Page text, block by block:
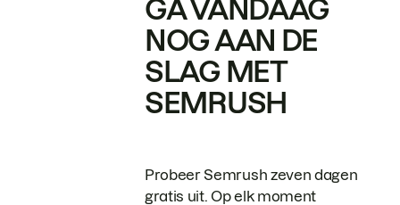
GA VANDAAG
NOG AAN DE
SLAG MET
SEMRUSH
Probeer Semrush zeven dagen
gratis uit. Op elk moment